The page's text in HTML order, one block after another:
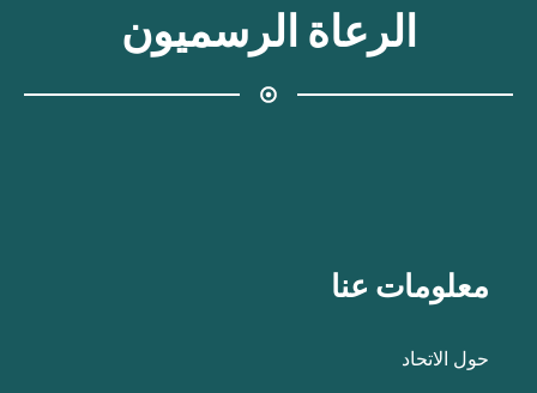
الرعاة الرسميون
معلومات عنا
حول الاتحاد